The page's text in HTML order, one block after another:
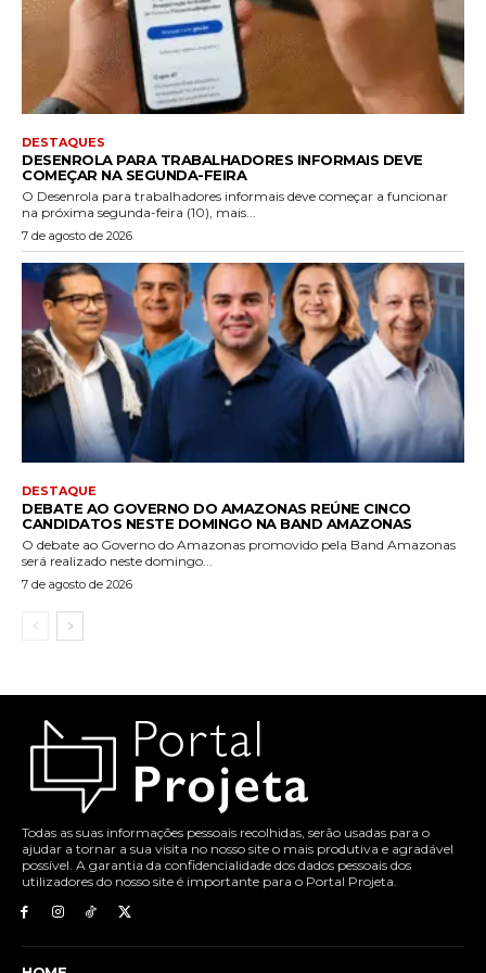
DESTAQUES
DESENROLA PARA TRABALHADORES INFORMAIS DEVE
COMEÇAR NA SEGUNDA-FEIRA
O Desenrola para trabalhadores informais deve começar a funcionar
na próxima segunda-feira (10), mais...
7 de agosto de 2026
DESTAQUE
DEBATE AO GOVERNO DO AMAZONAS REÚNE CINCO
CANDIDATOS NESTE DOMINGO NA BAND AMAZONAS
O debate ao Governo do Amazonas promovido pela Band Amazonas
será realizado neste domingo...
7 de agosto de 2026
Todas as suas informações pessoais recolhidas, serão usadas para o
ajudar a tornar a sua visita no nosso site o mais produtiva e agradável
possível. A garantia da confidencialidade dos dados pessoais dos
utilizadores do nosso site é importante para o Portal Projeta.